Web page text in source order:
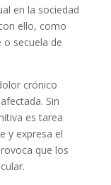
en la sociedad
ello, como
o secuela de
crónico
Sin
es tarea
y expresa el
que los